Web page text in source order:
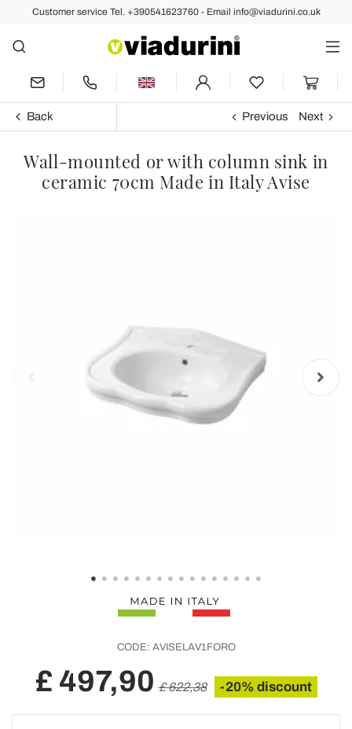
Customer service Tel. +390541623760 - Email info@viadurini.co.uk
Back Previous Next
Wall-mounted or with column sink in
ceramic 70cm Made in Italy Avise
CODE: AVISELAV1FORO
£ 497,90 £ 622,38 -20% discount